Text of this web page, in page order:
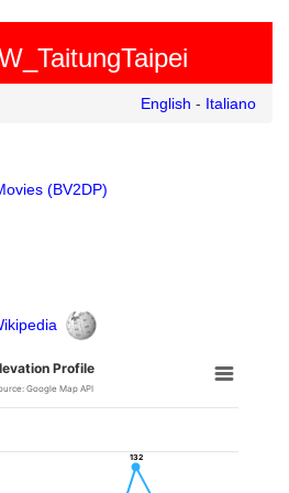
English - Italiano
(BV2DP)
Profile
Google Map API
132
132